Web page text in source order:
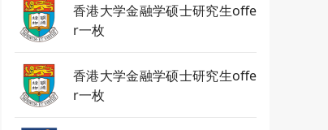
香港大学金融学硕士研究生offe
r一枚
香港大学金融学硕士研究生offe
r一枚